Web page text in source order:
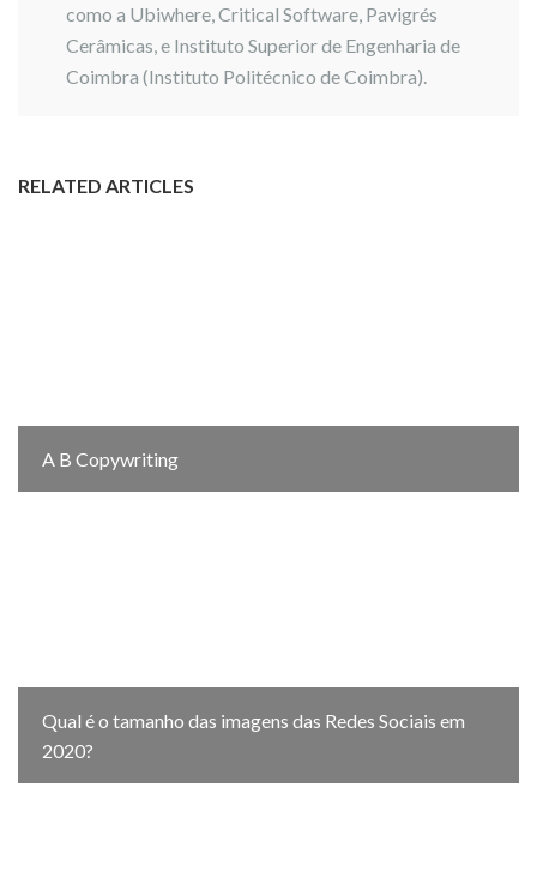
como a Ubiwhere, Critical Software, Pavigrés
Cerâmicas, e Instituto Superior de Engenharia de
Coimbra (Instituto Politécnico de Coimbra).
RELATED ARTICLES
A B Copywriting
Qual é o tamanho das imagens das Redes Sociais em
2020?